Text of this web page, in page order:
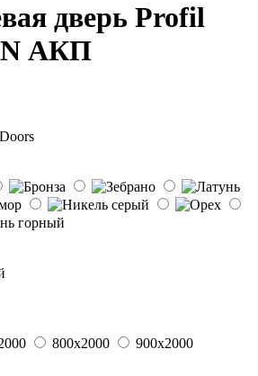
дверь Profil
АКП
800х2000
900х2000